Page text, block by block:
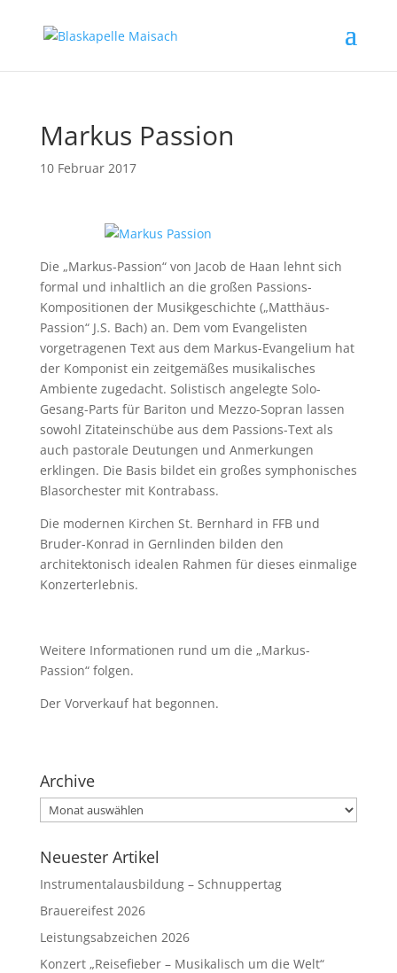
Markus Passion
10 Februar 2017
Die „Markus-Passion“ von Jacob de Haan lehnt sich
formal und inhaltlich an die großen Passions-
Kompositionen der Musikgeschichte („Matthäus-
Passion“ J.S. Bach) an. Dem vom Evangelisten
vorgetragenen Text aus dem Markus-Evangelium hat
der Komponist ein zeitgemäßes musikalisches
Ambiente zugedacht. Solistisch angelegte Solo-
Gesang-Parts für Bariton und Mezzo-Sopran lassen
sowohl Zitateinschübe aus dem Passions-Text als
auch pastorale Deutungen und Anmerkungen
erklingen. Die Basis bildet ein großes symphonisches
Blasorchester mit Kontrabass.
Die modernen Kirchen St. Bernhard in FFB und
Bruder-Konrad in Gernlinden bilden den
architektonisch idealen Rahmen für dieses einmalige
Konzerterlebnis.
Weitere Informationen rund um die „Markus-
Passion“ folgen.
Der Vorverkauf hat begonnen.
Archive
Archive
Neuester Artikel
Instrumentalausbildung – Schnuppertag
Brauereifest 2026
Leistungsabzeichen 2026
Konzert „Reisefieber – Musikalisch um die Welt“